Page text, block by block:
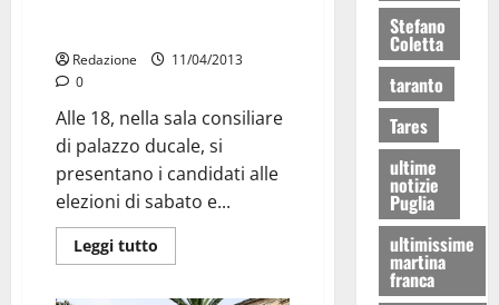
Redazione
11/04/2013
0
Alle 18, nella sala consiliare
di palazzo ducale, si
presentano i candidati alle
elezioni di sabato e...
Leggi tutto
Stefano
Coletta
taranto
Tares
ultime
notizie
Puglia
ultimissime
martina
franca